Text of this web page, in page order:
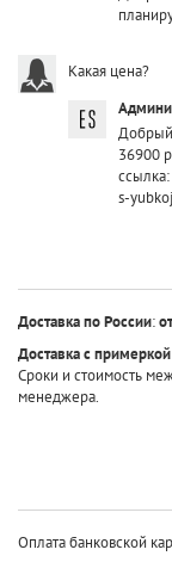
Какая цена?
Добрый
36900
s-
Доставка по России:
Доставка с примеркой
Сроки и стоимость
менеджера.
Оплата банковской